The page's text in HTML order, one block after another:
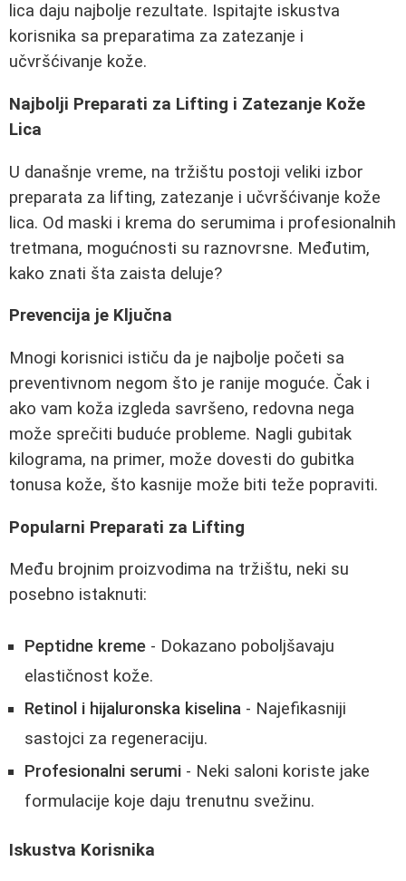
lica daju najbolje rezultate. Ispitajte iskustva
korisnika sa preparatima za zatezanje i
učvršćivanje kože.
Najbolji Preparati za Lifting i Zatezanje Kože
Lica
U današnje vreme, na tržištu postoji veliki izbor
preparata za lifting, zatezanje i učvršćivanje kože
lica. Od maski i krema do serumima i profesionalnih
tretmana, mogućnosti su raznovrsne. Međutim,
kako znati šta zaista deluje?
Prevencija je Ključna
Mnogi korisnici ističu da je najbolje početi sa
preventivnom negom što je ranije moguće. Čak i
ako vam koža izgleda savršeno, redovna nega
može sprečiti buduće probleme. Nagli gubitak
kilograma, na primer, može dovesti do gubitka
tonusa kože, što kasnije može biti teže popraviti.
Popularni Preparati za Lifting
Među brojnim proizvodima na tržištu, neki su
posebno istaknuti:
Peptidne kreme - Dokazano poboljšavaju
elastičnost kože.
Retinol i hijaluronska kiselina - Najefikasniji
sastojci za regeneraciju.
Profesionalni serumi - Neki saloni koriste jake
formulacije koje daju trenutnu svežinu.
Iskustva Korisnika